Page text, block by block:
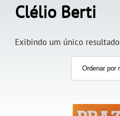
Clélio Berti
Exibindo um único resultado